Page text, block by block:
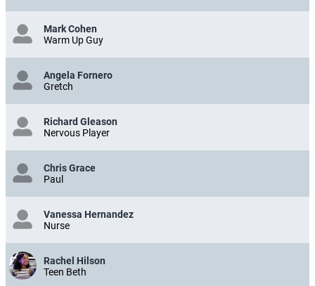
Mark Cohen
Warm Up Guy
Angela Fornero
Gretch
Richard Gleason
Nervous Player
Chris Grace
Paul
Vanessa Hernandez
Nurse
Rachel Hilson
Teen Beth